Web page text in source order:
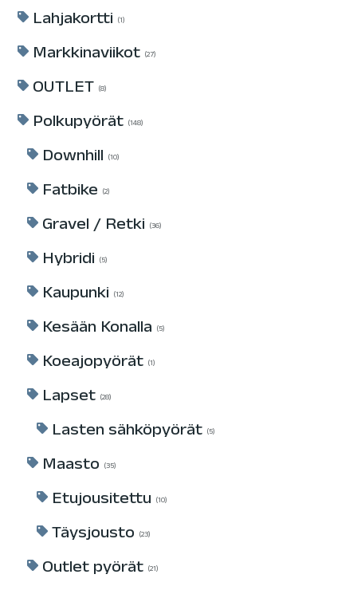
Lahjakortti 1
Markkinaviikot 27
OUTLET 8
Polkupyörät 148
Downhill 10
Fatbike 2
Gravel / Retki 36
Hybridi 5
Kaupunki 12
Kesään Konalla 5
Koeajopyörät 1
Lapset 28
Lasten sähköpyörät 5
Maasto 35
Etujousitettu 10
Täysjousto 23
Outlet pyörät 21